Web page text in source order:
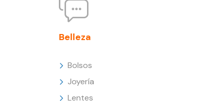
Belleza
Bolsos
Joyería
Lentes